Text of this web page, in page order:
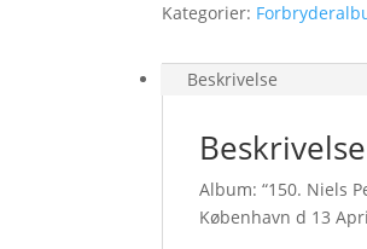
Kategorier:
Beskrivelse
Beskrivelse
Album: “150. Niels
København d 13